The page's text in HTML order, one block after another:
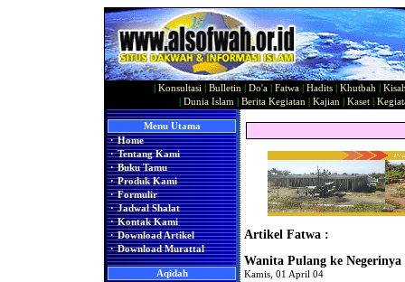
Konsultasi Bulletin Do'a Fatwa Hadits Khutbah
Dunia Islam Berita Kegiatan Kajian Kaset|
Menu Utama
· Home
· Tentang Kami
· Buku Tamu
· Produk Kami
· Formulir
· Jadwal Shalat
· Kontak Kami
· Download Artikel
· Download Murattal
Aqidah
Artikel Fatwa :
Wanita Pulang ke
Kamis, 01 April 04